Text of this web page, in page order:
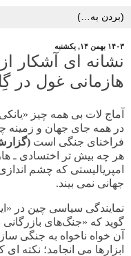
۱۴۰۳ بهمن ۱۴, یکشنبه
نشانه ای آشکار
هازمانی غول در
آماج لات بی همه چیز
در همه جای جهان و زمینه
فراخنای جنگی است
هر چه بیش تر اختسادی ـ
امپریالیستی که چشم
جهانی نمی بیند.
نمایندگی سیاسی چین در
گوید که «جنگ‌های بازرگانی
آن خواه ناخواه به جنگی
ابزارها می انجامد؛ نکته